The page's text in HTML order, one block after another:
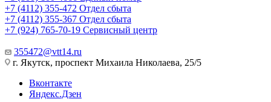
+7 (4112) 355-472 Отдел сбыта
+7 (4112) 355-367 Отдел сбыта
+7 (924) 765-70-19 Сервисный центр
355472@vtt14.ru
г. Якутск, проспект Михаила Николаева, 25/5
Вконтакте
Яндекс.Дзен